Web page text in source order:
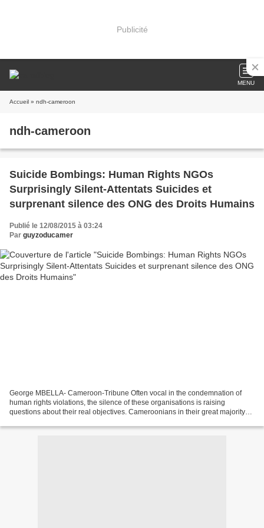
Publicité
MENU
Accueil » ndh-cameroon
ndh-cameroon
Suicide Bombings: Human Rights NGOs
Surprisingly Silent-Attentats Suicides et
surprenant silence des ONG des Droits Humains
Publié le 12/08/2015 à 03:24
Par guyzoducamer
George MBELLA- Cameroon-Tribune Often vocal in the condemnation of
human rights violations, the silence of these organisations is raising
questions about their real objectives. Cameroonians in their great majority